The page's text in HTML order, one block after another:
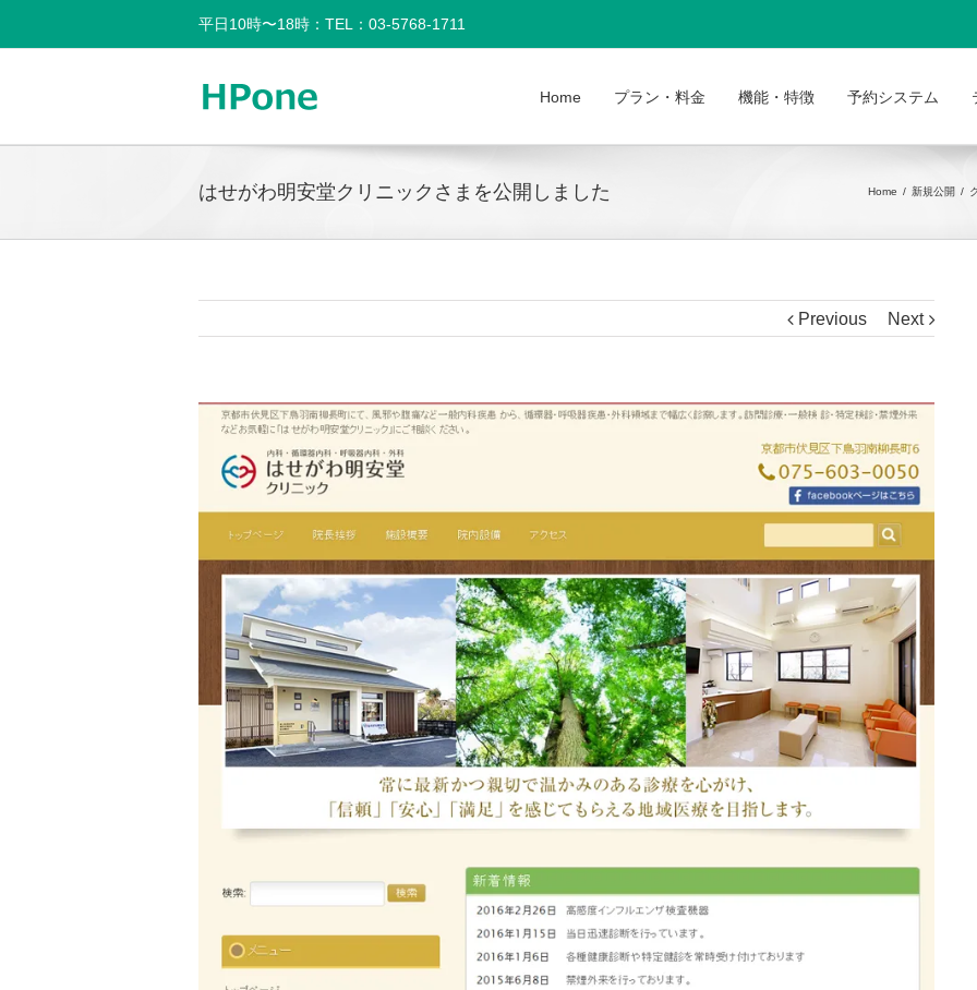
平日10時〜18時：TEL：03-5768-1711
Home プラン・料金 機能・特徴 予約システム
はせがわ明安堂クリニックさまを公開しました Home / 新規公開 /
Previous Next